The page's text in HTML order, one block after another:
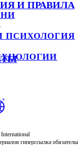
ПСИХОЛОГИЯ
И ПРАВИЛА
гиперссылка